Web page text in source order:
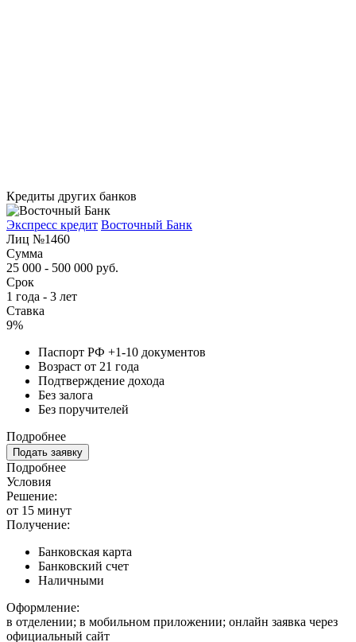
Кредиты других банков
Экспресс кредит Восточный Банк
Лиц №1460
Сумма
25 000 - 500 000 руб.
Срок
1 года - 3 лет
Ставка
9%
Паспорт РФ +1-10 документов
Возраст от 21 года
Подтверждение дохода
Без залога
Без поручителей
Подробнее
Подать заявку
Подробнее
Условия
Решение:
от 15 минут
Получение:
Банковская карта
Банковский счет
Наличными
Оформление:
в отделении; в мобильном приложении; онлайн заявка через
официальный сайт